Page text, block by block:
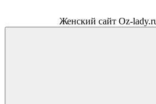
Женский сайт Oz-